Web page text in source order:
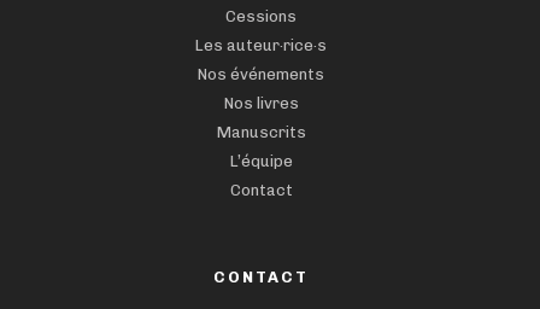
Cessions
Les auteur·rice·s
Nos événements
Nos livres
Manuscrits
L’équipe
Contact
CONTACT